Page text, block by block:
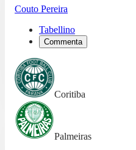
Couto Pereira
Tabellino
Commenta
Coritiba
Palmeiras